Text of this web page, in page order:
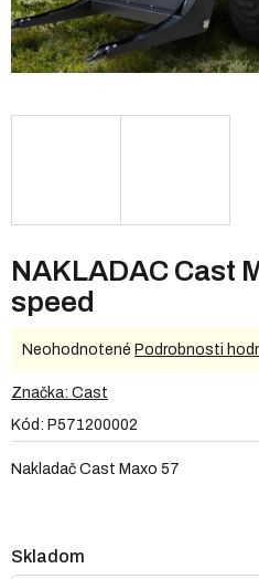
NAKLADAC Cast
speed
Kód: P571200002
Skladom
Nakladač Cast Maxo 57
Priemerné
produktu
0,0
5
Neohodnotené Podrobnosti
Značka: Cast